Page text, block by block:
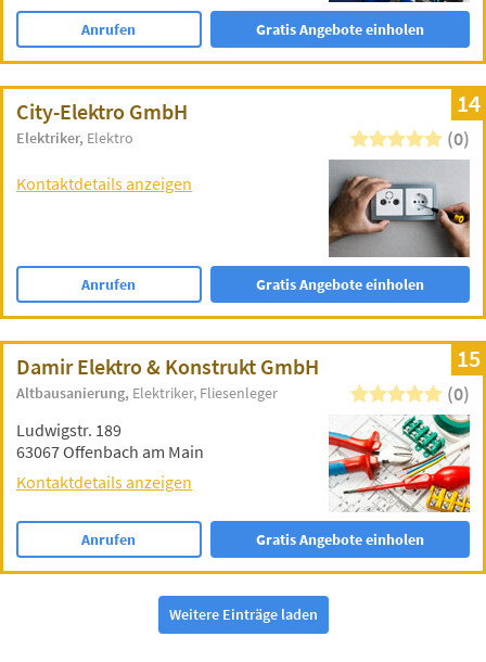
Anrufen Gratis Angebote einholen
14
City-Elektro GmbH
Elektriker Elektro (0)
Kontaktdetails anzeigen
Anrufen Gratis Angebote einholen
15
Damir Elektro & Konstrukt GmbH
Altbausanierung Elektriker Fliesenleger (0)
Ludwigstr. 189
63067 Offenbach am Main
Kontaktdetails anzeigen
Anrufen Gratis Angebote einholen
Weitere Einträge laden